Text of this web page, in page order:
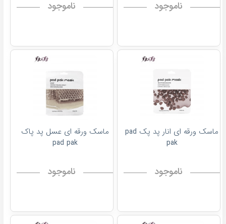
ناموجود ناموجود
ماسک ورقه ای انار پد پک pad
pak
ناموجود
ماسک ورقه ای عسل پد پاک
pad pak
ناموجود